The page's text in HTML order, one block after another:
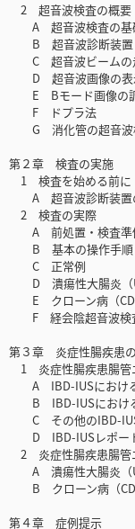
2 超音波検査の概要
A 超音波検査の基
B 超音波診断装置
C 超音波ビームの
D 超音波画像の表
E Bモード画像の
F ドプラ法
G 消化管の超音波検
第２章 検査の実施
1 検査を始める前に
A 超音波診断装置
2 検査の実際
A 前処置・検査準
B 基本の操作手順
C 正常例
D 潰瘍性大腸炎（
E クローン病（CD
F 経会陰超音波検査
第３章 炎症性腸疾患
1 炎症性腸疾患腸管
A IBD-IUSにおける
B IBD-IUSにおける
C その他のIBD-
D IBD-IUSレポー
2 炎症性腸疾患腸管
A 潰瘍性大腸炎（
B クローン病（CD
第４章 症例提示